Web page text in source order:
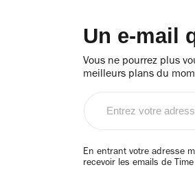
Un e-mail
Vous ne pourrez plus
meilleurs plans du
email
En entrant votre adresse
recevoir les emails de